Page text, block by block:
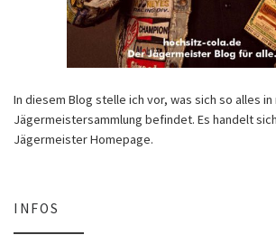
In diesem Blog stelle ich vor, was sich so alles
Jägermeistersammlung befindet. Es handelt
Jägermeister Homepage.
INFOS